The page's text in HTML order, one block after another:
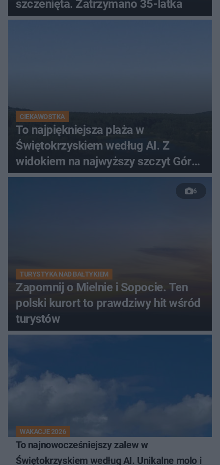
szczenięta. Zatrzymano 35-latka
CIEKAWOSTKA
To najpiękniejsza plaża w
Świętokrzyskiem według AI. Z
widokiem na najwyższy szczyt Gór
Świętokrzyskich
6
TURYSTYKA NAD BAŁTYKIEM
Zapomnij o Mielnie i Sopocie. Ten
polski kurort to prawdziwy hit wśród
turystów
WAKACJE 2026
To najnowocześniejszy zalew w
Świętokrzyskiem według AI. Unikalne molo i